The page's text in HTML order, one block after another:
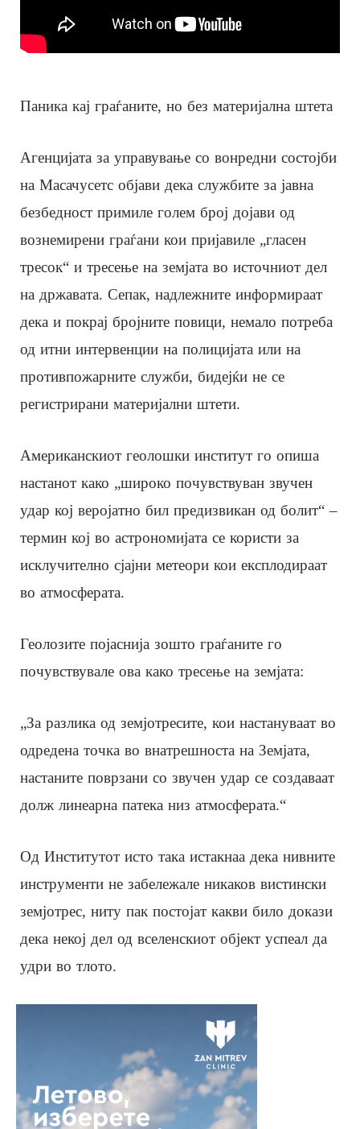
Паника кај граѓаните, но без материјална штета
Агенцијата за управување со вонредни состојби
на Масачусетс објави дека службите за јавна
безбедност примиле голем број дојави од
вознемирени граѓани кои пријавиле „гласен
тресок“ и тресење на земјата во источниот дел
на државата. Сепак, надлежните информираат
дека и покрај бројните повици, немало потреба
од итни интервенции на полицијата или на
противпожарните служби, бидејќи не се
регистрирани материјални штети.
Американскиот геолошки институт го опиша
настанот како „широко почувствуван звучен
удар кој веројатно бил предизвикан од болит“ –
термин кој во астрономијата се користи за
исклучително сјајни метеори кои експлодираат
во атмосферата.
Геолозите појаснија зошто граѓаните го
почувствувале ова како тресење на земјата:
„За разлика од земјотресите, кои настануваат во
одредена точка во внатрешноста на Земјата,
настаните поврзани со звучен удар се создаваат
долж линеарна патека низ атмосферата.“
Од Институтот исто така истакнаа дека нивните
инструменти не забележале никаков вистински
земјотрес, ниту пак постојат какви било докази
дека некој дел од вселенскиот објект успеал да
удри во тлото.